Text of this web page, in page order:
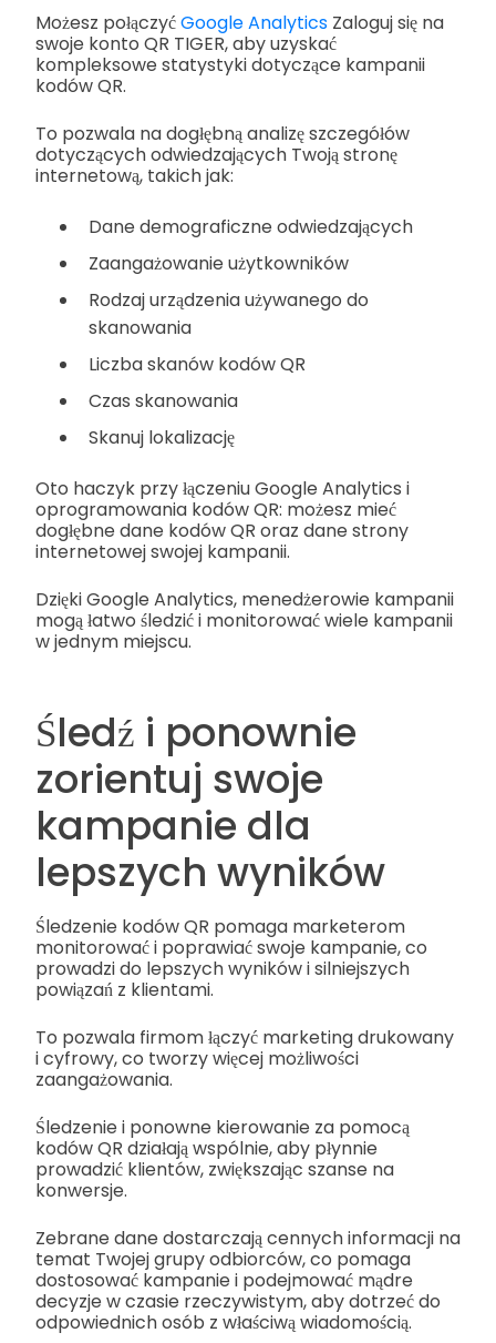
Możesz połączyćGoogle Analytics Zaloguj się na
swoje konto QR TIGER, aby uzyskać
kompleksowe statystyki dotyczące kampanii
kodów QR.
To pozwala na dogłębną analizę szczegółów
dotyczących odwiedzających Twoją stronę
internetową, takich jak:
Dane demograficzne odwiedzających
Zaangażowanie użytkowników
Rodzaj urządzenia używanego do
skanowania
Liczba skanów kodów QR
Czas skanowania
Skanuj lokalizację
Oto haczyk przy łączeniu Google Analytics i
oprogramowania kodów QR: możesz mieć
dogłębne dane kodów QR oraz dane strony
internetowej swojej kampanii.
Dzięki Google Analytics, menedżerowie kampanii
mogą łatwo śledzić i monitorować wiele kampanii
w jednym miejscu.
Śledź i ponownie
zorientuj swoje
kampanie dla
lepszych wyników
Śledzenie kodów QR pomaga marketerom
monitorować i poprawiać swoje kampanie, co
prowadzi do lepszych wyników i silniejszych
powiązań z klientami.
To pozwala firmom łączyć marketing drukowany
i cyfrowy, co tworzy więcej możliwości
zaangażowania.
Śledzenie i ponowne kierowanie za pomocą
kodów QR działają wspólnie, aby płynnie
prowadzić klientów, zwiększając szanse na
konwersje.
Zebrane dane dostarczają cennych informacji na
temat Twojej grupy odbiorców, co pomaga
dostosować kampanie i podejmować mądre
decyzje w czasie rzeczywistym, aby dotrzeć do
odpowiednich osób z właściwą wiadomością.